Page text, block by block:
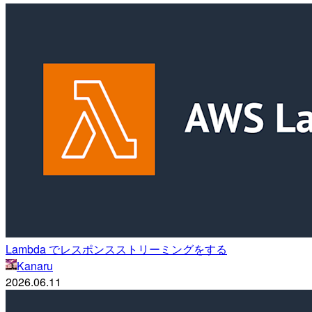
Lambda でレスポンスストリーミングをする
Kanaru
2026.06.11